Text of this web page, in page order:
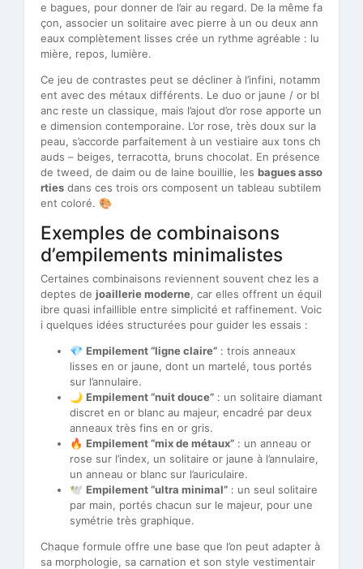
e bagues, pour donner de l’air au regard. De la même fa
çon, associer un solitaire avec pierre à un ou deux ann
eaux complètement lisses crée un rythme agréable : lu
mière, repos, lumière.
Ce jeu de contrastes peut se décliner à l’infini, notamm
ent avec des métaux différents. Le duo or jaune / or bl
anc reste un classique, mais l’ajout d’or rose apporte un
e dimension contemporaine. L’or rose, très doux sur la
peau, s’accorde parfaitement à un vestiaire aux tons ch
auds – beiges, terracotta, bruns chocolat. En présence
de tweed, de daim ou de laine bouillie, les bagues asso
rties dans ces trois ors composent un tableau subtilem
ent coloré. 🎨
Exemples de combinaisons
d’empilements minimalistes
Certaines combinaisons reviennent souvent chez les a
deptes de joaillerie moderne, car elles offrent un équil
ibre quasi infaillible entre simplicité et raffinement. Voic
i quelques idées structurées pour guider les essais :
💎 Empilement “ligne claire” : trois anneaux
lisses en or jaune, dont un martelé, tous portés
sur l’annulaire.
🌙 Empilement “nuit douce” : un solitaire diamant
discret en or blanc au majeur, encadré par deux
anneaux très fins en or gris.
🔥 Empilement “mix de métaux” : un anneau or
rose sur l’index, un solitaire or jaune à l’annulaire,
un anneau or blanc sur l’auriculaire.
🕊️ Empilement “ultra minimal” : un seul solitaire
par main, portés chacun sur le majeur, pour une
symétrie très graphique.
Chaque formule offre une base que l’on peut adapter à
sa morphologie, sa carnation et son style vestimentair